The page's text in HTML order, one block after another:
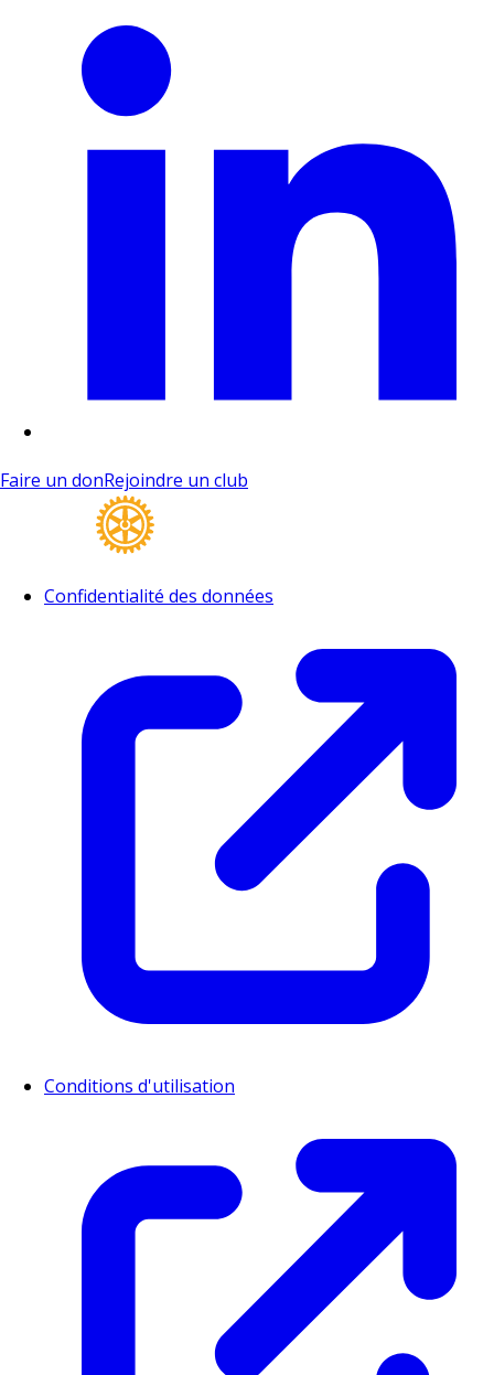
Faire un donRejoindre un club
Confidentialité des données
Conditions d'utilisation